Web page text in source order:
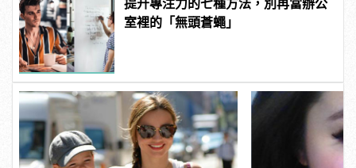
提升專注力的七種方法，別再當辦公
室裡的「無頭蒼蠅」